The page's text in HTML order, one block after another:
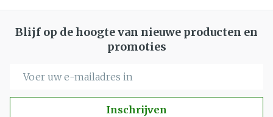
Blijf op de hoogte van nieuwe producten en
promoties
Inschrijven